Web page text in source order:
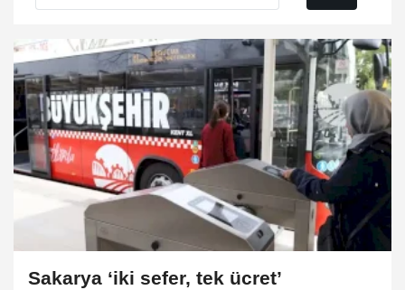
Sakarya ‘iki sefer, tek ücret’